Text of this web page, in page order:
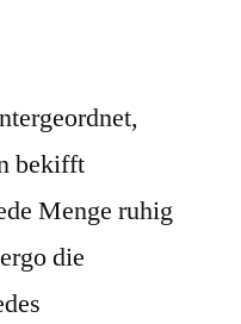
bekifft
Menge ruhig
die